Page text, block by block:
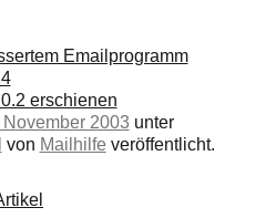
Emailprogramm
erschienen
November 2003 unter
von Mailhilfe veröffentlicht.